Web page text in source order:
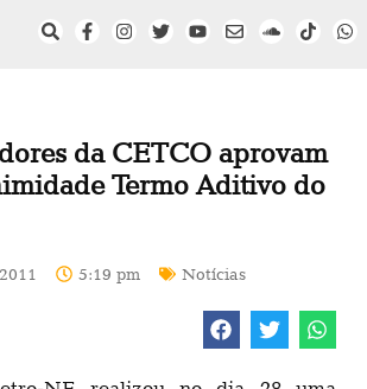
da CETCO aprovam
Termo Aditivo do
5:19 pm Notícias